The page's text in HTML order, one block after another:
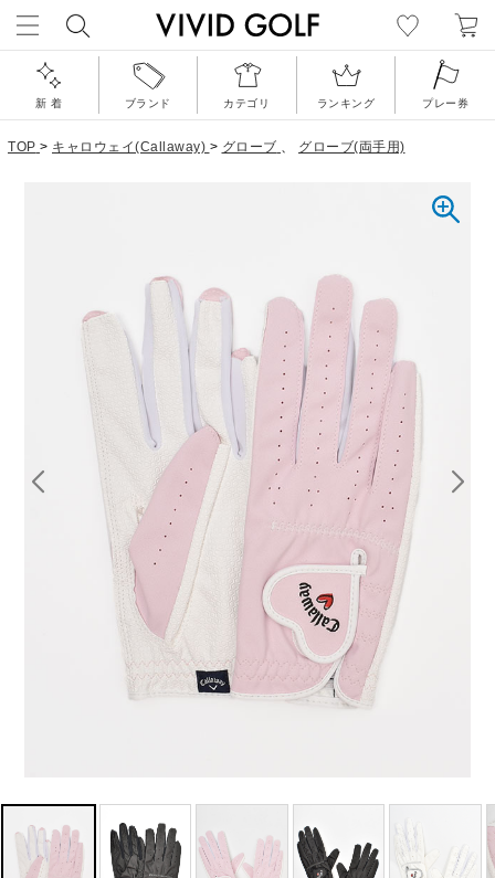
新 着 ブランド カテゴリ ランキング プレー券
TOP > キャロウェイ(Callaway) > グローブ 、 グローブ(両手用)